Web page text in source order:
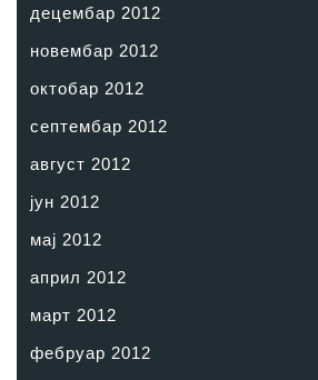
децембар 2012
новембар 2012
октобар 2012
септембар 2012
август 2012
јун 2012
мај 2012
април 2012
март 2012
фебруар 2012